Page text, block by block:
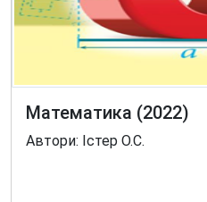
Математика (2022)
Автори: Істер О.С.